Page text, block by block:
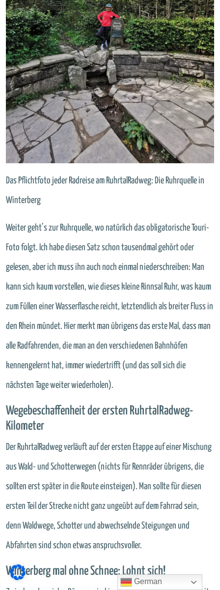
Das Pflichtfoto jeder Radreise am RuhrtalRadweg: Die Ruhrquelle in
Winterberg
Weiter geht’s zur Ruhrquelle, wo natürlich das obligatorische Touri-
Foto folgt. Ich habe diesen Satz schon tausendmal gehört oder
gelesen, aber ich muss ihn auch noch einmal niederschreiben: Man
kann sich kaum vorstellen, wie dieses kleine Rinnsal Ruhr, was kaum
zum Füllen einer Wasserflasche reicht, letztendlich als breiter Fluss in
den Rhein mündet. Hier merkt man übrigens das erste Mal, dass man
alle Radfahrenden, die man an den verschiedenen Bahnhöfen
kennengelernt hat, immer wiedertrifft (und das soll sich die
nächsten Tage weiter wiederholen).
Wegebeschaffenheit der ersten RuhrtalRadweg-
Kilometer
Der RuhrtalRadweg verläuft auf der ersten Etappe auf einer Mischung
aus Wald- und Schotterwegen (nichts für Rennräder übrigens, die
sollten erst später in die Route einsteigen). Man sollte für diesen
ersten Teil der Strecke nicht ganz ungeübt auf dem Fahrrad sein,
denn Waldwege, Schotter und abwechselnde Steigungen und
Abfahrten sind schon etwas anspruchsvoller.
Winterberg mal ohne Schnee: Lohnt sich!
German